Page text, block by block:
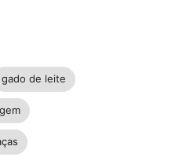
gado de leite